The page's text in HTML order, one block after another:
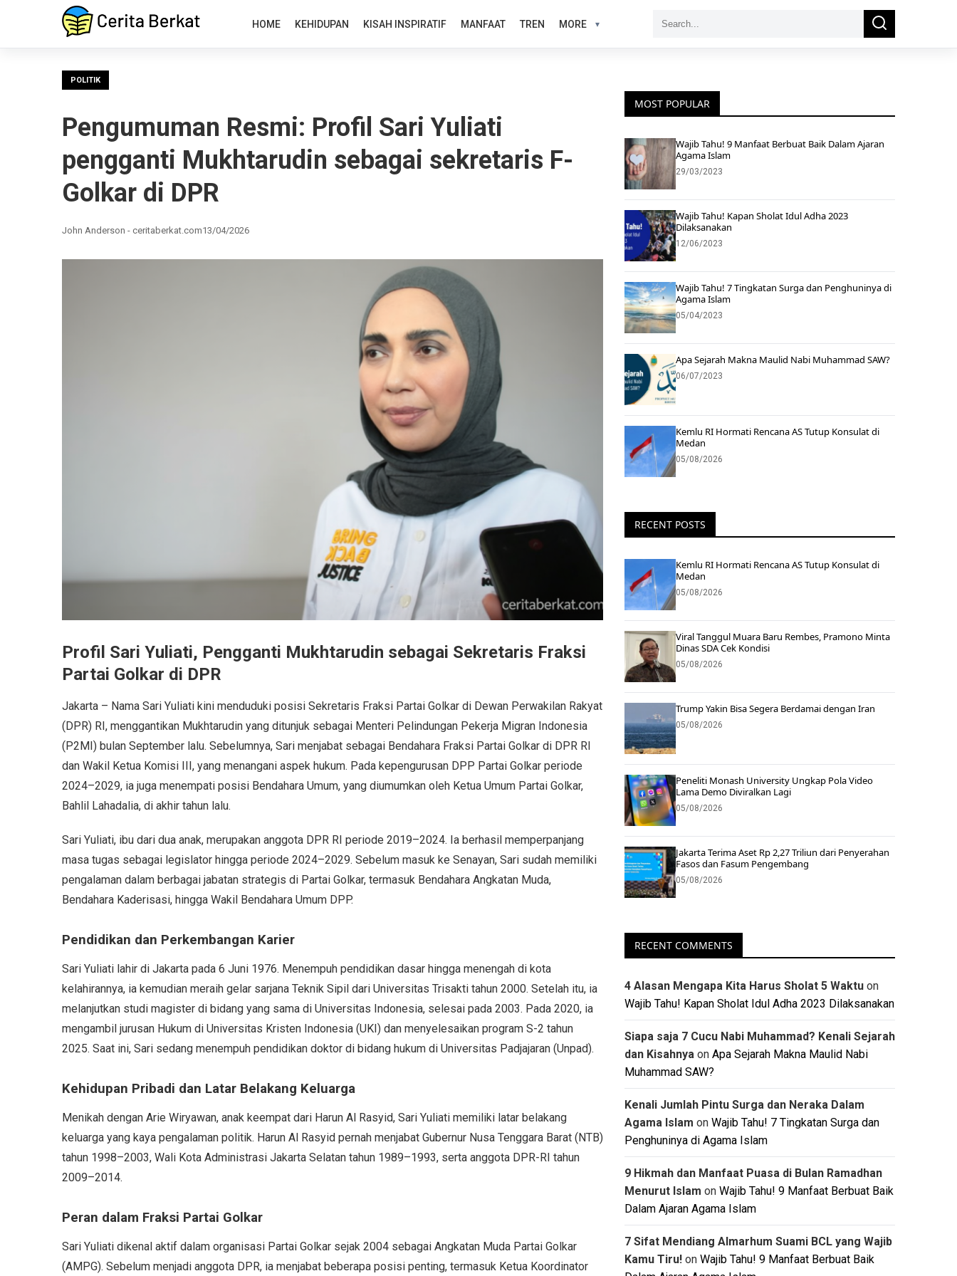
HOME KEHIDUPAN KISAH INSPIRATIF MANFAAT TREN MORE
Search
Search
POLITIK
Pengumuman Resmi: Profil Sari Yuliati
pengganti Mukhtarudin sebagai sekretaris F-
Golkar di DPR
John Anderson - ceritaberkat.com13/04/2026
Profil Sari Yuliati, Pengganti Mukhtarudin sebagai Sekretaris Fraksi
Partai Golkar di DPR
Jakarta – Nama Sari Yuliati kini menduduki posisi Sekretaris Fraksi Partai Golkar di Dewan Perwakilan Rakyat
(DPR) RI, menggantikan Mukhtarudin yang ditunjuk sebagai Menteri Pelindungan Pekerja Migran Indonesia
(P2MI) bulan September lalu. Sebelumnya, Sari menjabat sebagai Bendahara Fraksi Partai Golkar di DPR RI
dan Wakil Ketua Komisi III, yang menangani aspek hukum. Pada kepengurusan DPP Partai Golkar periode
2024–2029, ia juga menempati posisi Bendahara Umum, yang diumumkan oleh Ketua Umum Partai Golkar,
Bahlil Lahadalia, di akhir tahun lalu.
Sari Yuliati, ibu dari dua anak, merupakan anggota DPR RI periode 2019–2024. Ia berhasil memperpanjang
masa tugas sebagai legislator hingga periode 2024–2029. Sebelum masuk ke Senayan, Sari sudah memiliki
pengalaman dalam berbagai jabatan strategis di Partai Golkar, termasuk Bendahara Angkatan Muda,
Bendahara Kaderisasi, hingga Wakil Bendahara Umum DPP.
Pendidikan dan Perkembangan Karier
Sari Yuliati lahir di Jakarta pada 6 Juni 1976. Menempuh pendidikan dasar hingga menengah di kota
kelahirannya, ia kemudian meraih gelar sarjana Teknik Sipil dari Universitas Trisakti tahun 2000. Setelah itu, ia
melanjutkan studi magister di bidang yang sama di Universitas Indonesia, selesai pada 2003. Pada 2020, ia
mengambil jurusan Hukum di Universitas Kristen Indonesia (UKI) dan menyelesaikan program S-2 tahun
2025. Saat ini, Sari sedang menempuh pendidikan doktor di bidang hukum di Universitas Padjajaran (Unpad).
Kehidupan Pribadi dan Latar Belakang Keluarga
Menikah dengan Arie Wiryawan, anak keempat dari Harun Al Rasyid, Sari Yuliati memiliki latar belakang
keluarga yang kaya pengalaman politik. Harun Al Rasyid pernah menjabat Gubernur Nusa Tenggara Barat (NTB)
tahun 1998–2003, Wali Kota Administrasi Jakarta Selatan tahun 1989–1993, serta anggota DPR-RI tahun
2009–2014.
Peran dalam Fraksi Partai Golkar
Sari Yuliati dikenal aktif dalam organisasi Partai Golkar sejak 2004 sebagai Angkatan Muda Partai Golkar
(AMPG). Sebelum menjadi anggota DPR, ia menjabat beberapa posisi penting, termasuk Ketua Koordinator
MOST POPULAR
Wajib Tahu! 9 Manfaat Berbuat Baik Dalam Ajaran
Agama Islam
29/03/2023
Wajib Tahu! Kapan Sholat Idul Adha 2023
Dilaksanakan
12/06/2023
Wajib Tahu! 7 Tingkatan Surga dan Penghuninya di
Agama Islam
05/04/2023
Apa Sejarah Makna Maulid Nabi Muhammad SAW?
06/07/2023
Kemlu RI Hormati Rencana AS Tutup Konsulat di
Medan
05/08/2026
RECENT POSTS
Kemlu RI Hormati Rencana AS Tutup Konsulat di
Medan
05/08/2026
Viral Tanggul Muara Baru Rembes, Pramono Minta
Dinas SDA Cek Kondisi
05/08/2026
Trump Yakin Bisa Segera Berdamai dengan Iran
05/08/2026
Peneliti Monash University Ungkap Pola Video
Lama Demo Diviralkan Lagi
05/08/2026
Jakarta Terima Aset Rp 2,27 Triliun dari Penyerahan
Fasos dan Fasum Pengembang
05/08/2026
RECENT COMMENTS
4 Alasan Mengapa Kita Harus Sholat 5 Waktu on
Wajib Tahu! Kapan Sholat Idul Adha 2023 Dilaksanakan
Siapa saja 7 Cucu Nabi Muhammad? Kenali Sejarah
dan Kisahnya on Apa Sejarah Makna Maulid Nabi
Muhammad SAW?
Kenali Jumlah Pintu Surga dan Neraka Dalam
Agama Islam on Wajib Tahu! 7 Tingkatan Surga dan
Penghuninya di Agama Islam
9 Hikmah dan Manfaat Puasa di Bulan Ramadhan
Menurut Islam on Wajib Tahu! 9 Manfaat Berbuat Baik
Dalam Ajaran Agama Islam
7 Sifat Mendiang Almarhum Suami BCL yang Wajib
Kamu Tiru! on Wajib Tahu! 9 Manfaat Berbuat Baik